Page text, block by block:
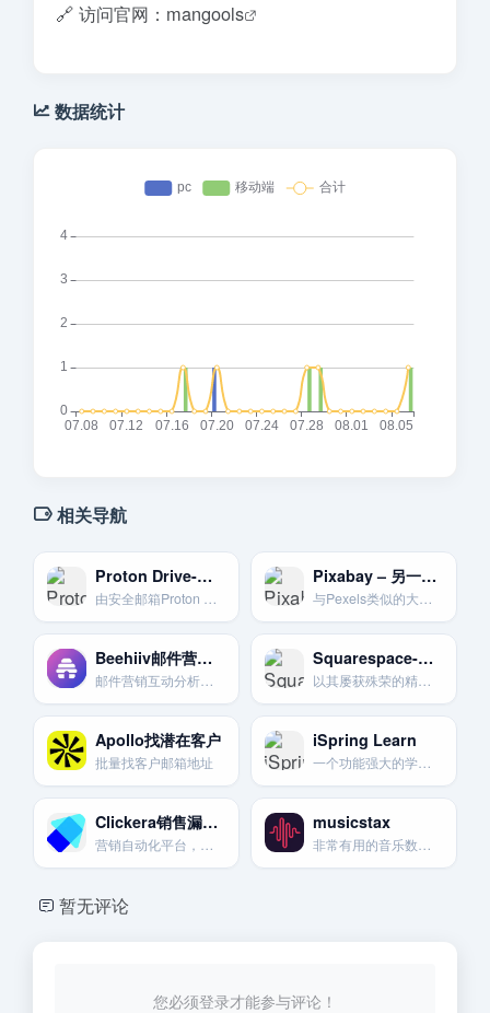
🔗 访问官网：mangools
数据统计
相关导航
Proton Drive-隐私生态捍卫者
由安全邮箱Proton Mail团队打造。提供端到端加密和瑞士隐私法保护。
Pixabay – 另一个大型免费素材站
与Pexels类似的大型免费图片和视频素材社区。资源丰富。可作为Pexels的有力补充。
Beehiiv邮件营销自动化网站
邮件营销互动分析网站
Squarespace-设计师钟爱的建站工具
以其屡获殊荣的精美模板和对设计美学的极致追求而闻名的网站构建器。
Apollo找潜在客户
批量找客户邮箱地址
iSpring Learn
一个功能强大的学习管理系统（LMS），适用于企业培训和在线教育。
Clickera销售漏斗页制作
营销自动化平台，销售漏斗页制作
musicstax
非常有用的音乐数据分析平台
暂无评论
您必须登录才能参与评论！